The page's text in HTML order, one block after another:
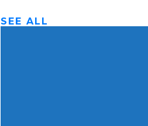
SEE ALL